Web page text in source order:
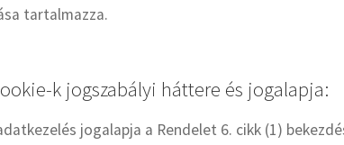
tartalmazza.
k jogszabályi háttere és jogalapja:
jogalapja a Rendelet 6. cikk (1)